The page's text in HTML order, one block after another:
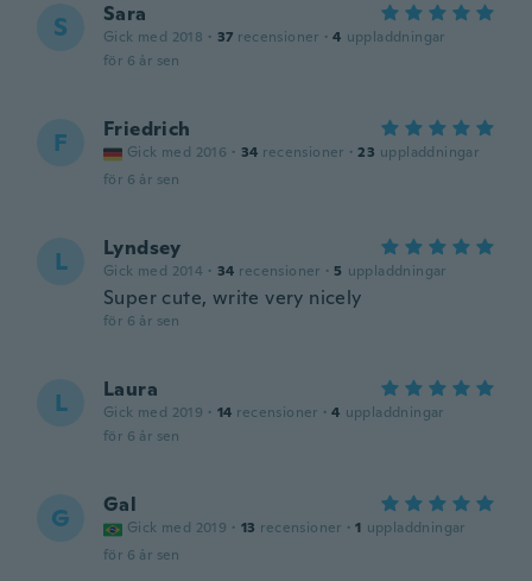
S Sara
Gick med 2018 · 37 recensioner · 4 uppladdningar
för 6 år sen
F Friedrich
Gick med 2016 · 34 recensioner · 23 uppladdningar
för 6 år sen
L Lyndsey
Gick med 2014 · 34 recensioner · 5 uppladdningar
Super cute, write very nicely
för 6 år sen
L Laura
Gick med 2019 · 14 recensioner · 4 uppladdningar
för 6 år sen
G Gal
Gick med 2019 · 13 recensioner · 1 uppladdningar
för 6 år sen